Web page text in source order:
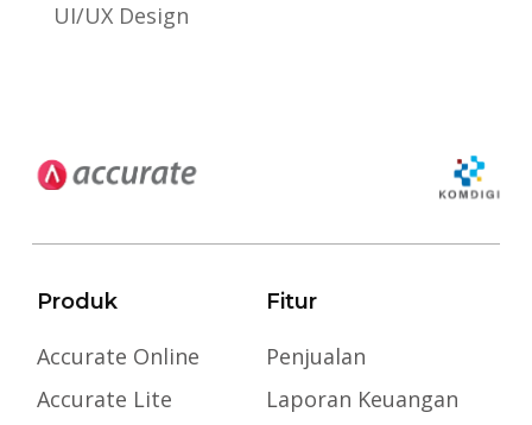
UI/UX Design
Produk
Accurate Online
Accurate Lite
Fitur
Penjualan
Laporan Keuangan